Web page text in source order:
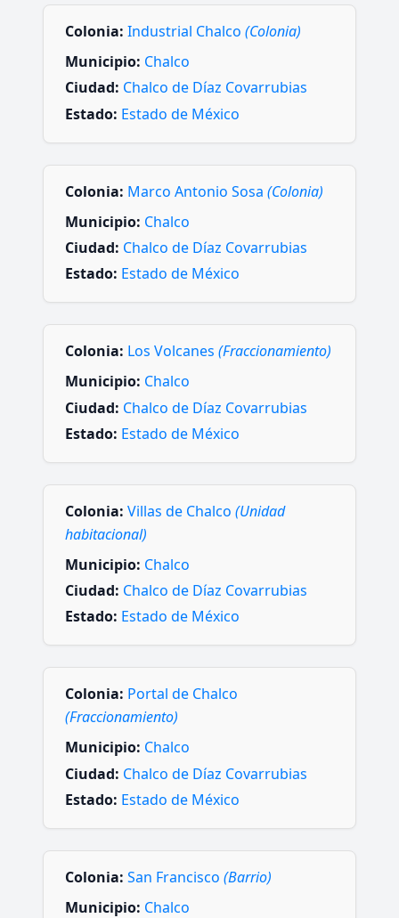
Colonia: Industrial Chalco (Colonia)
Municipio: Chalco
Ciudad: Chalco de Díaz Covarrubias
Estado: Estado de México
Colonia: Marco Antonio Sosa (Colonia)
Municipio: Chalco
Ciudad: Chalco de Díaz Covarrubias
Estado: Estado de México
Colonia: Los Volcanes (Fraccionamiento)
Municipio: Chalco
Ciudad: Chalco de Díaz Covarrubias
Estado: Estado de México
Colonia: Villas de Chalco (Unidad
habitacional)
Municipio: Chalco
Ciudad: Chalco de Díaz Covarrubias
Estado: Estado de México
Colonia: Portal de Chalco
(Fraccionamiento)
Municipio: Chalco
Ciudad: Chalco de Díaz Covarrubias
Estado: Estado de México
Colonia: San Francisco (Barrio)
Municipio: Chalco